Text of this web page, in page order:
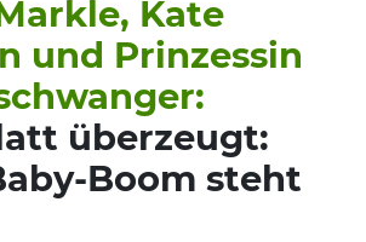
Kate
und Prinzessin
überzeugt:
Boom steht